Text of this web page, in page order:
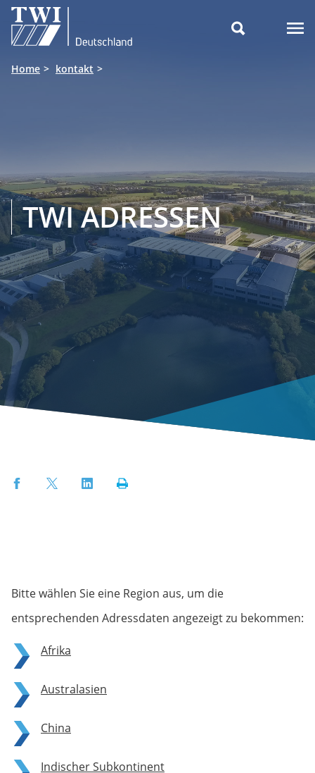

Home kontakt
TWI ADRESSEN
FacebookTwitterLinkedInPrint
Bitte wählen Sie eine Region aus, um die
entsprechenden Adressdaten angezeigt zu bekommen:
Afrika
Australasien
China
Indischer Subkontinent